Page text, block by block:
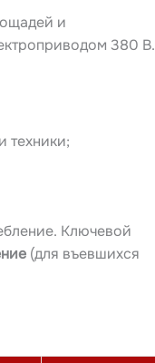
и
380 В.
техники;
Ключевой
(для въевшихся